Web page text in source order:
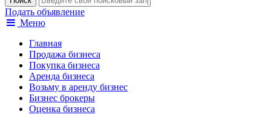
Подать объявление
Меню
Главная
Продажа бизнеса
Покупка бизнеса
Аренда бизнеса
Возьму в аренду бизнес
Бизнес брокеры
Оценка бизнеса